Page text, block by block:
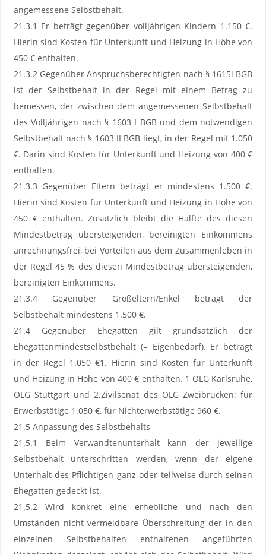
angemessene Selbstbehalt.
21.3.1 Er beträgt gegenüber volljährigen Kindern 1.150 €.
Hierin sind Kosten für Unterkunft und Heizung in Höhe von
450 € enthalten.
21.3.2 Gegenüber Anspruchsberechtigten nach § 1615l BGB
ist der Selbstbehalt in der Regel mit einem Betrag zu
bemessen, der zwischen dem angemessenen Selbstbehalt
des Volljährigen nach § 1603 I BGB und dem notwendigen
Selbstbehalt nach § 1603 II BGB liegt, in der Regel mit 1.050
€. Darin sind Kosten für Unterkunft und Heizung von 400 €
enthalten.
21.3.3 Gegenüber Eltern beträgt er mindestens 1.500 €.
Hierin sind Kosten für Unterkunft und Heizung in Höhe von
450 € enthalten. Zusätzlich bleibt die Hälfte des diesen
Mindestbetrag übersteigenden, bereinigten Einkommens
anrechnungsfrei, bei Vorteilen aus dem Zusammenleben in
der Regel 45 % des diesen Mindestbetrag übersteigenden,
bereinigten Einkommens.
21.3.4 Gegenüber Großeltern/Enkel beträgt der
Selbstbehalt mindestens 1.500 €.
21.4 Gegenüber Ehegatten gilt grundsätzlich der
Ehegattenmindestselbstbehalt (= Eigenbedarf). Er beträgt
in der Regel 1.050 €1. Hierin sind Kosten für Unterkunft
und Heizung in Höhe von 400 € enthalten. 1 OLG Karlsruhe,
OLG Stuttgart und 2.Zivilsenat des OLG Zweibrücken: für
Erwerbstätige 1.050 €, für Nichterwerbstätige 960 €.
21.5 Anpassung des Selbstbehalts
21.5.1 Beim Verwandtenunterhalt kann der jeweilige
Selbstbehalt unterschritten werden, wenn der eigene
Unterhalt des Pflichtigen ganz oder teilweise durch seinen
Ehegatten gedeckt ist.
21.5.2 Wird konkret eine erhebliche und nach den
Umständen nicht vermeidbare Überschreitung der in den
einzelnen Selbstbehalten enthaltenen angeführten